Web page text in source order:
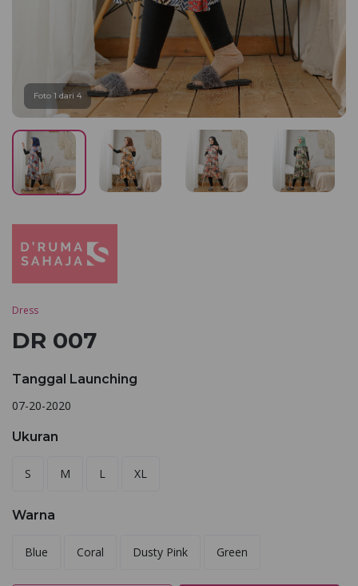
Foto 1 dari 4
Dress
DR 007
Tanggal Launching
07-20-2020
Ukuran
S M L XL
Warna
Blue Coral Dusty Pink Green